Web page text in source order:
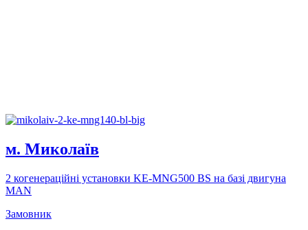
м. Миколаїв
2 когенерацiйнi установки KE-MNG500 BS на базi двигуна
MAN
Замовник